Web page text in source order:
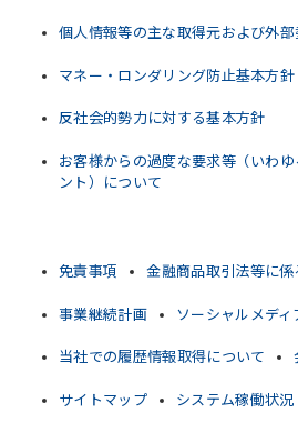
個人情報等の主な取得元および外
マネー・ロンダリング防止基本方針
反社会的勢力に対する基本方針
お客様からの過度な要求等（いわ
ント）について
免責事項 金融商品取引法等に係
事業継続計画 ソーシャルメディ
当社での履歴情報取得について
サイトマップ システム稼働状況